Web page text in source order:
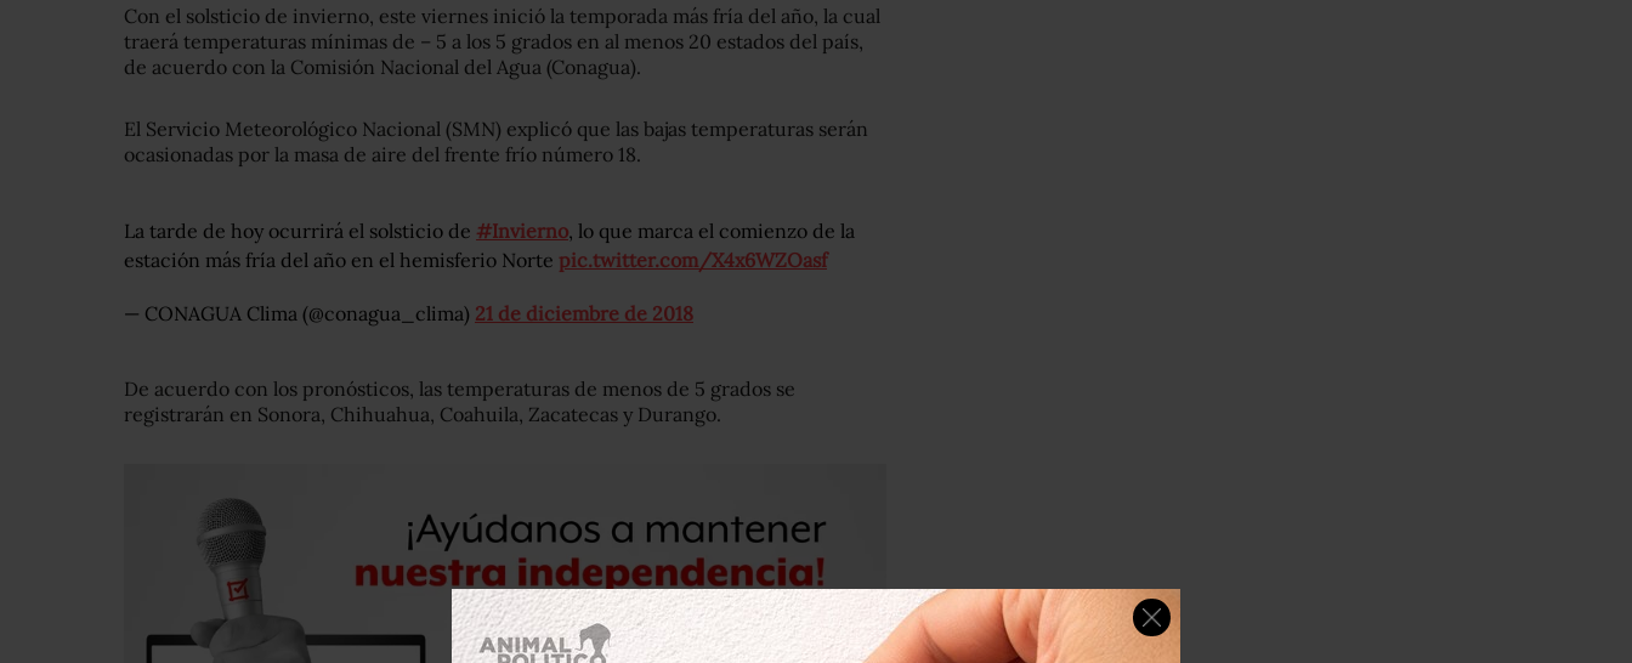
Con el solsticio de invierno, este viernes inició la temporada más fría del año, la cual
traerá temperaturas mínimas de – 5 a los 5 grados en al menos 20 estados del país,
de acuerdo con la Comisión Nacional del Agua (Conagua).
El Servicio Meteorológico Nacional (SMN) explicó que las bajas temperaturas serán
ocasionadas por la masa de aire del frente frío número 18.
La tarde de hoy ocurrirá el solsticio de #Invierno, lo que marca el comienzo de la
estación más fría del año en el hemisferio Norte pic.twitter.com/X4x6WZOasf
— CONAGUA Clima (@conagua_clima) 21 de diciembre de 2018
De acuerdo con los pronósticos, las temperaturas de menos de 5 grados se
registrarán en Sonora, Chihuahua, Coahuila, Zacatecas y Durango.